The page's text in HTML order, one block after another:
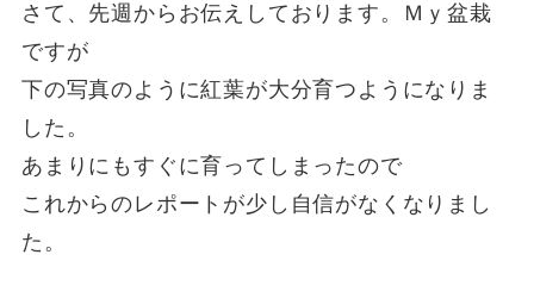
さて、先週からお伝えしております。Ｍｙ盆栽
ですが
下の写真のように紅葉が大分育つようになりま
した。
あまりにもすぐに育ってしまったので
これからのレポートが少し自信がなくなりまし
た。